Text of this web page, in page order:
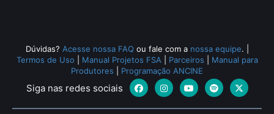
Dúvidas? Acesse nossa FAQ ou fale com a nossa equipe.
Termos de Uso
Manual Projetos FSA Parceiros
Manual para
Produtores
Programação ANCINE
Siga nas redes sociais